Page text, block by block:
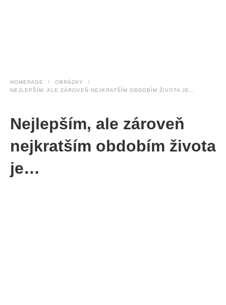
HOMEPAGE
OBRÁZKY
NEJLEPŠÍM, ALE ZÁROVEŇ NEJKRATŠÍM OBDOBÍM ŽIVOTA JE…
Nejlepším, ale zároveň
nejkratším obdobím života
je…